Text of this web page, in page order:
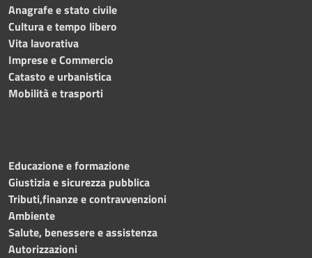
Anagrafe e stato civile
Cultura e tempo libero
Vita lavorativa
Imprese e Commercio
Catasto e urbanistica
Mobilità e trasporti
Educazione e formazione
Giustizia e sicurezza pubblica
Tributi,finanze e contravvenzioni
Ambiente
Salute, benessere e assistenza
Autorizzazioni